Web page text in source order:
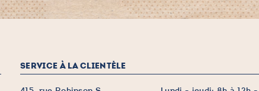
SERVICE À LA CLIENTÈLE